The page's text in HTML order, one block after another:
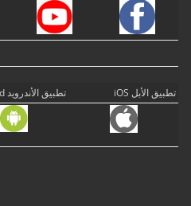
تطبيق الأبل iOS تطبيق الأندرويد Android